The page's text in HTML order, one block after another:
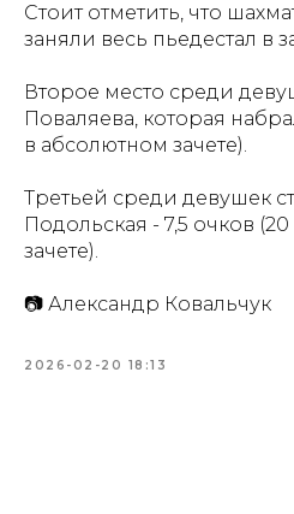
Стоит отметить, что
заняли весь пьедестал в
Второе место среди
Поваляева, которая
в абсолютном зачете).
Третьей среди девушек
Подольская - 7,5 очков
зачете).
📷 Александр Ковальчук
2026-02-20 18:13